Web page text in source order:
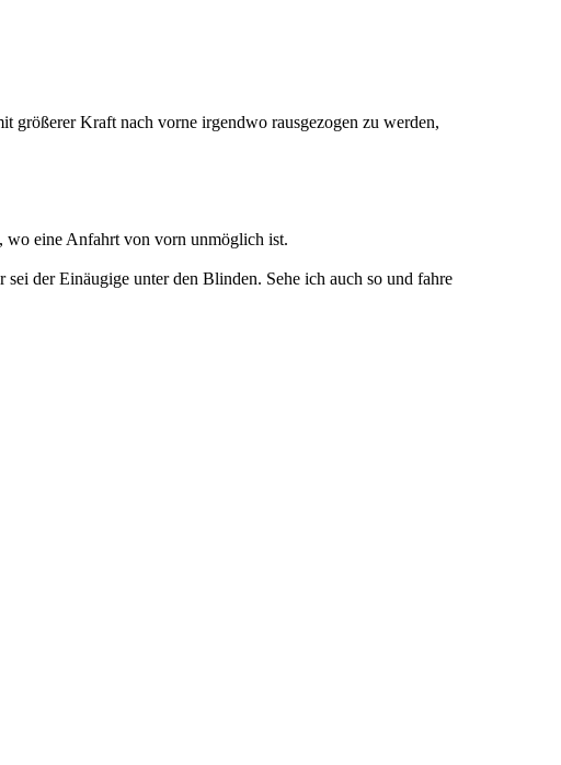
größerer Kraft nach vorne irgendwo rausgezogen zu werden,
wo eine Anfahrt von vorn unmöglich ist.
der Einäugige unter den Blinden. Sehe ich auch so und fahre